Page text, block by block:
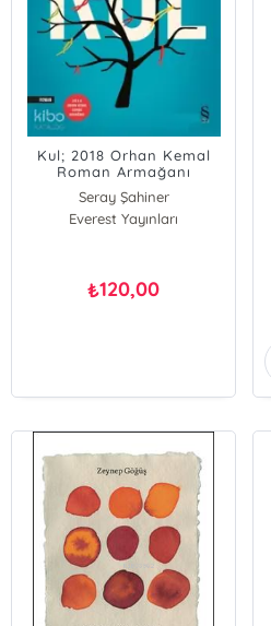
Kul; 2018 Orhan Kemal
Roman Armağanı
Seray Şahiner
Everest Yayınları
₺120,00